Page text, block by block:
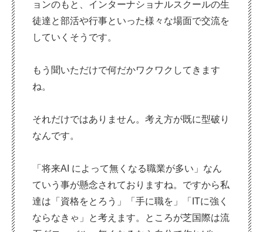
ョンのもと、インターナショナルスクールの生
徒達と部活や行事といった様々な場面で交流を
していくそうです。
もう聞いただけで何だかワクワクしてきます
ね。
それだけではありません。考え方が既に型破り
なんです。
「将来AI によって無くなる職業が多い」なん
ていう事が懸念されておりますね。ですから私
達は「資格をとろう」「手に職を」「ITに強く
ならなきゃ」と考えます。ところが芝国際は流